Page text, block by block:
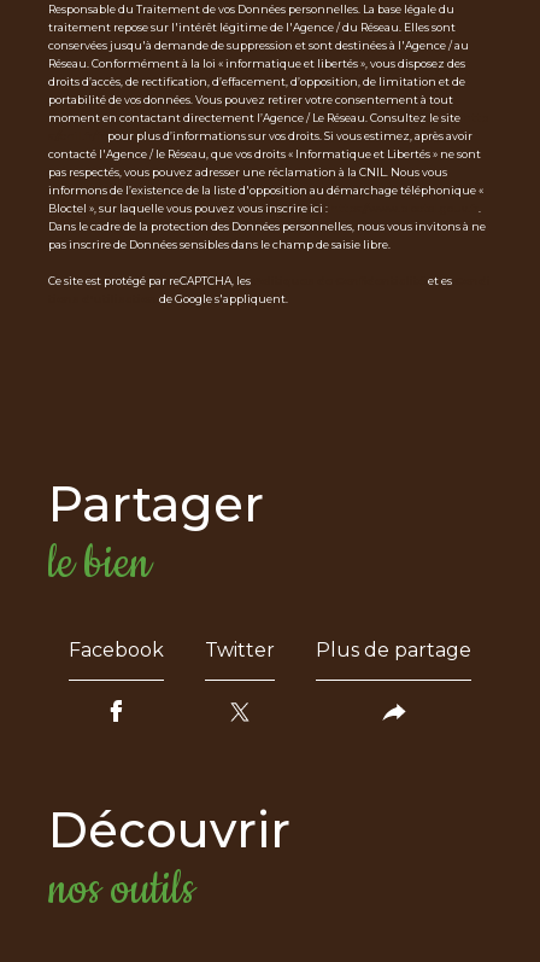
Responsable du Traitement de vos Données personnelles. La base légale du
traitement repose sur l'intérêt légitime de l'Agence / du Réseau. Elles sont
conservées jusqu'à demande de suppression et sont destinées à l'Agence / au
Réseau. Conformément à la loi « informatique et libertés », vous disposez des
droits d’accès, de rectification, d’effacement, d’opposition, de limitation et de
portabilité de vos données. Vous pouvez retirer votre consentement à tout
moment en contactant directement l’Agence / Le Réseau. Consultez le site
pour plus d’informations sur vos droits. Si vous estimez, après avoir
contacté l'Agence / le Réseau, que vos droits « Informatique et Libertés » ne sont
pas respectés, vous pouvez adresser une réclamation à la CNIL. Nous vous
informons de l’existence de la liste d'opposition au démarchage téléphonique «
Bloctel », sur laquelle vous pouvez vous inscrire ici :
Dans le cadre de la protection des Données personnelles, nous vous invitons à ne
pas inscrire de Données sensibles dans le champ de saisie libre.
Ce site est protégé par reCAPTCHA, les et es
de Google s'appliquent.
partager
le bien
Facebook Twitter Plus de partage
découvrir
nos outils